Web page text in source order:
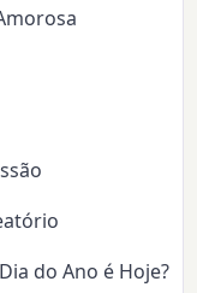
do Ano é Hoje?